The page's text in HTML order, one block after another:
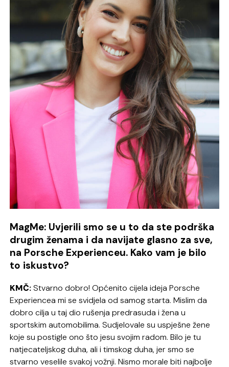
MagMe: Uvjerili smo se u to da ste podrška
drugim ženama i da navijate glasno za sve,
na Porsche Experienceu. Kako vam je bilo
to iskustvo?
KMČ:Stvarno dobro! Općenito cijela ideja Porsche
Experiencea mi se svidjela od samog starta. Mislim da
dobro cilja u taj dio rušenja predrasuda i žena u
sportskim automobilima. Sudjelovale su uspješne žene
koje su postigle ono što jesu svojim radom. Bilo je tu
natjecateljskog duha, ali i timskog duha, jer smo se
stvarno veselile svakoj vožnji. Nismo morale biti najbolje